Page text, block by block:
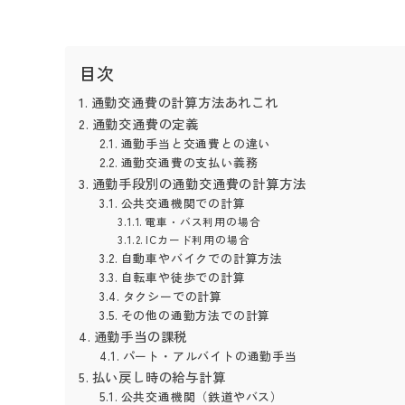
目次
通勤交通費の計算方法あれこれ
通勤交通費の定義
通勤手当と交通費との違い
通勤交通費の支払い義務
通勤手段別の通勤交通費の計算方法
公共交通機関での計算
電車・バス利用の場合
ICカード利用の場合
自動車やバイクでの計算方法
自転車や徒歩での計算
タクシーでの計算
その他の通勤方法での計算
通勤手当の課税
パート・アルバイトの通勤手当
払い戻し時の給与計算
公共交通機関（鉄道やバス）